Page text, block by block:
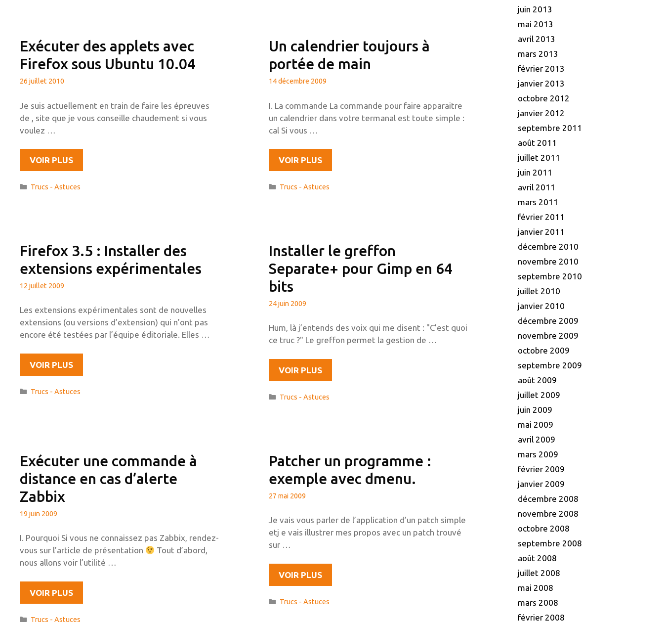
LA
PLACE
ET
ALLÉGER
Exécuter des applets avec
Firefox sous Ubuntu 10.04
26 juillet 2010
Je suis actuellement en train de faire les épreuves
de , site que je vous conseille chaudement si vous
voulez …
VOIR PLUSEXÉCUTER
DES
APPLETS
10.04
Catégories
Trucs - Astuces
Un calendrier toujours à
portée de main
14 décembre 2009
I. La commande La commande pour faire apparaitre
un calendrier dans votre termanal est toute simple :
cal Si vous …
VOIR PLUSUN
CALENDRIER
TOUJOURS
Catégories
Trucs - Astuces
Firefox 3.5 : Installer des
extensions expérimentales
12 juillet 2009
Les extensions expérimentales sont de nouvelles
extensions (ou versions d’extension) qui n’ont pas
encore été testées par l’équipe éditoriale. Elles …
VOIR PLUSFIREFOX
3.5
:
Catégories
Trucs - Astuces
Installer le greffon
Separate+ pour Gimp en 64
bits
24 juin 2009
Hum, là j’entends des voix qui me disent : "C’est quoi
ce truc ?" Le greffon permet la gestion de …
VOIR PLUSINSTALLER
LE
GREFFON
64
BITS
Catégories
Trucs - Astuces
Exécuter une commande à
distance en cas d’alerte
Zabbix
19 juin 2009
I. Pourquoi Si vous ne connaissez pas Zabbix, rendez-
vous sur l’article de présentation
Tout d’abord,
nous allons voir l’utilité …
VOIR PLUSEXÉCUTER
UNE
COMMANDE
Catégories
Trucs - Astuces
Patcher un programme :
exemple avec dmenu.
27 mai 2009
Je vais vous parler de l’application d’un patch simple
etj e vais illustrer mes propos avec un patch trouvé
sur …
VOIR PLUSPATCHER
UN
PROGRAMME
Catégories
Trucs - Astuces
juin 2013
mai 2013
avril 2013
mars 2013
février 2013
janvier 2013
octobre 2012
janvier 2012
septembre 2011
août 2011
juillet 2011
juin 2011
avril 2011
mars 2011
février 2011
janvier 2011
décembre 2010
novembre 2010
septembre 2010
juillet 2010
janvier 2010
décembre 2009
novembre 2009
octobre 2009
septembre 2009
août 2009
juillet 2009
juin 2009
mai 2009
avril 2009
mars 2009
février 2009
janvier 2009
décembre 2008
novembre 2008
octobre 2008
septembre 2008
août 2008
juillet 2008
mai 2008
mars 2008
février 2008